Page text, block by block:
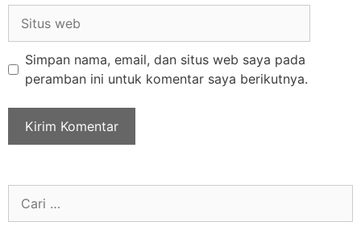
Simpan nama, email, dan situs web saya pada
peramban ini untuk komentar saya berikutnya.